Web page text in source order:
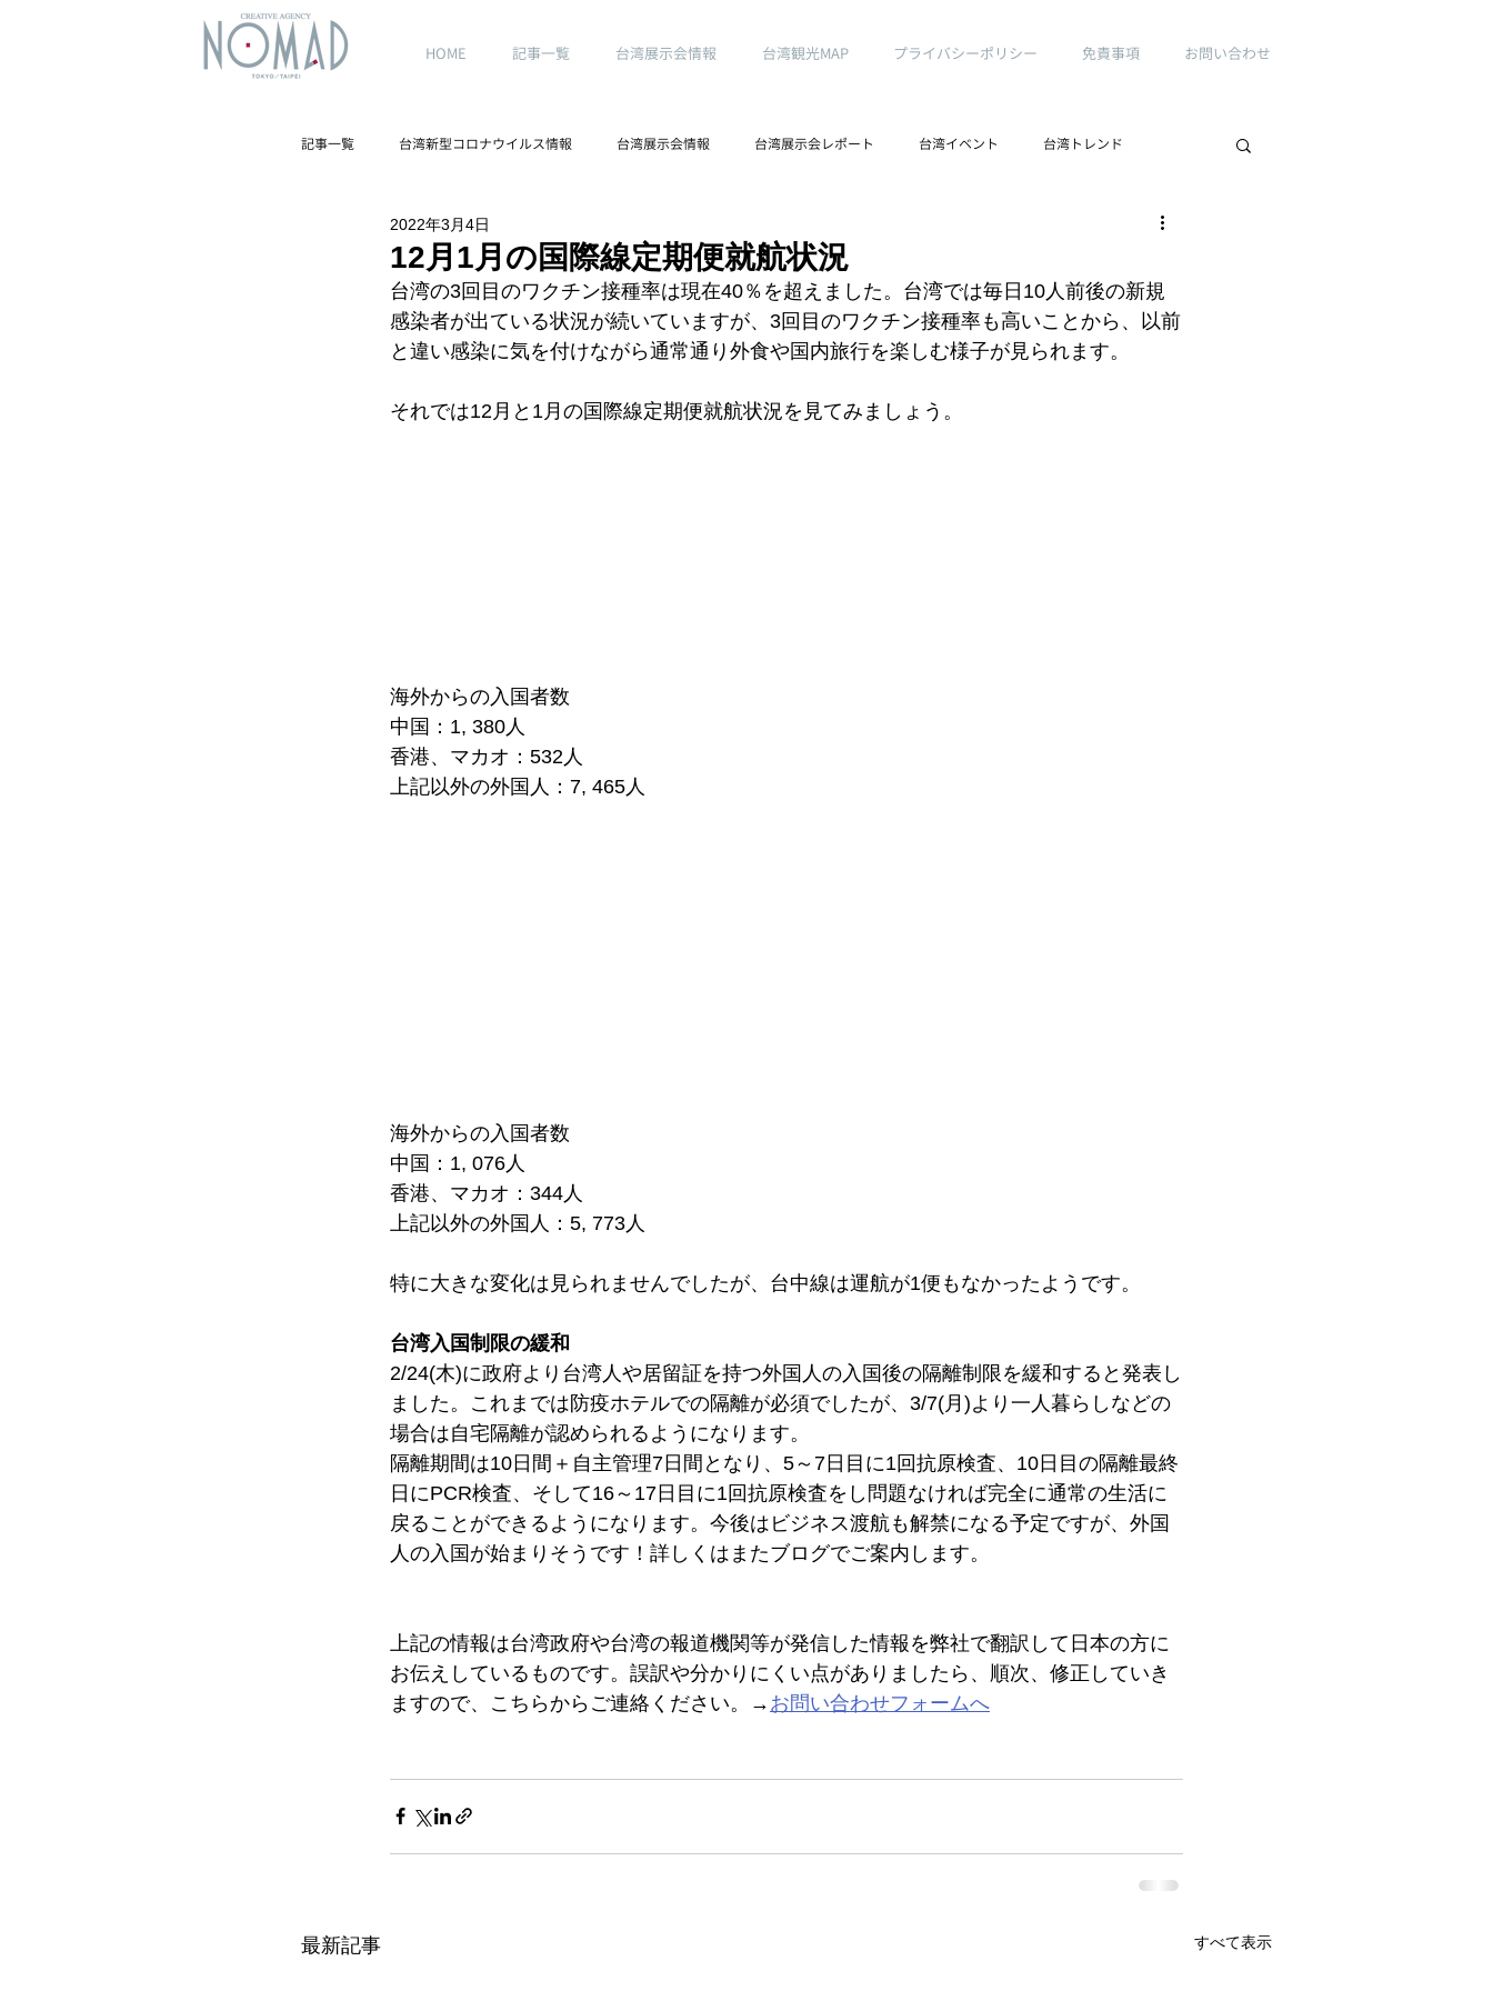
HOME 記事一覧 台湾展示会情報 台湾観光MAP プライバシーポリシー 免責事項 お問い合わせ
記事一覧 台湾新型コロナウイルス情報 台湾展示会情報 台湾展示会レポート 台湾イベント 台湾トレンド
台湾観光スポット
12月1月の国際線定期便就航状況
2022年3月4日
台湾の3回目のワクチン接種率は現在40％を超えました。台湾では毎日10人前後の新規
感染者が出ている状況が続いていますが、3回目のワクチン接種率も高いことから、以前
と違い感染に気を付けながら通常通り外食や国内旅行を楽しむ様子が見られます。
それでは12月と1月の国際線定期便就航状況を見てみましょう。
海外からの入国者数
中国：1, 380人
香港、マカオ：532人
上記以外の外国人：7, 465人
海外からの入国者数
中国：1, 076人
香港、マカオ：344人
上記以外の外国人：5, 773人
特に大きな変化は見られませんでしたが、台中線は運航が1便もなかったようです。
台湾入国制限の緩和
2/24(木)に政府より台湾人や居留証を持つ外国人の入国後の隔離制限を緩和すると発表し
ました。これまでは防疫ホテルでの隔離が必須でしたが、3/7(月)より一人暮らしなどの
場合は自宅隔離が認められるようになります。
隔離期間は10日間＋自主管理7日間となり、5～7日目に1回抗原検査、10日目の隔離最終
日にPCR検査、そして16～17日目に1回抗原検査をし問題なければ完全に通常の生活に
戻ることができるようになります。今後はビジネス渡航も解禁になる予定ですが、外国
人の入国が始まりそうです！詳しくはまたブログでご案内します。
上記の情報は台湾政府や台湾の報道機関等が発信した情報を弊社で翻訳して日本の方に
お伝えしているものです。誤訳や分かりにくい点がありましたら、順次、修正していき
ますので、こちらからご連絡ください。→ お問い合わせフォームへ
最新記事 すべて表示